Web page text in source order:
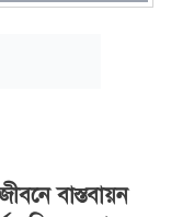
বাস্তবায়ন